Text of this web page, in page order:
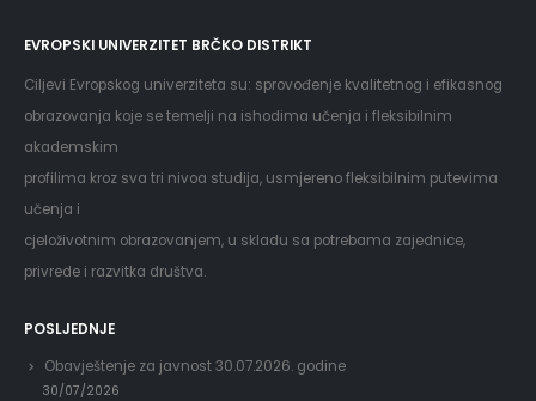
EVROPSKI UNIVERZITET BRČKO DISTRIKT
Ciljevi Evropskog univerziteta su: sprovođenje kvalitetnog i efikasnog
obrazovanja koje se temelji na ishodima učenja i fleksibilnim
akademskim
profilima kroz sva tri nivoa studija, usmjereno fleksibilnim putevima
učenja i
cjeloživotnim obrazovanjem, u skladu sa potrebama zajednice,
privrede i razvitka društva.
POSLJEDNJE
Obavještenje za javnost 30.07.2026. godine
30/07/2026